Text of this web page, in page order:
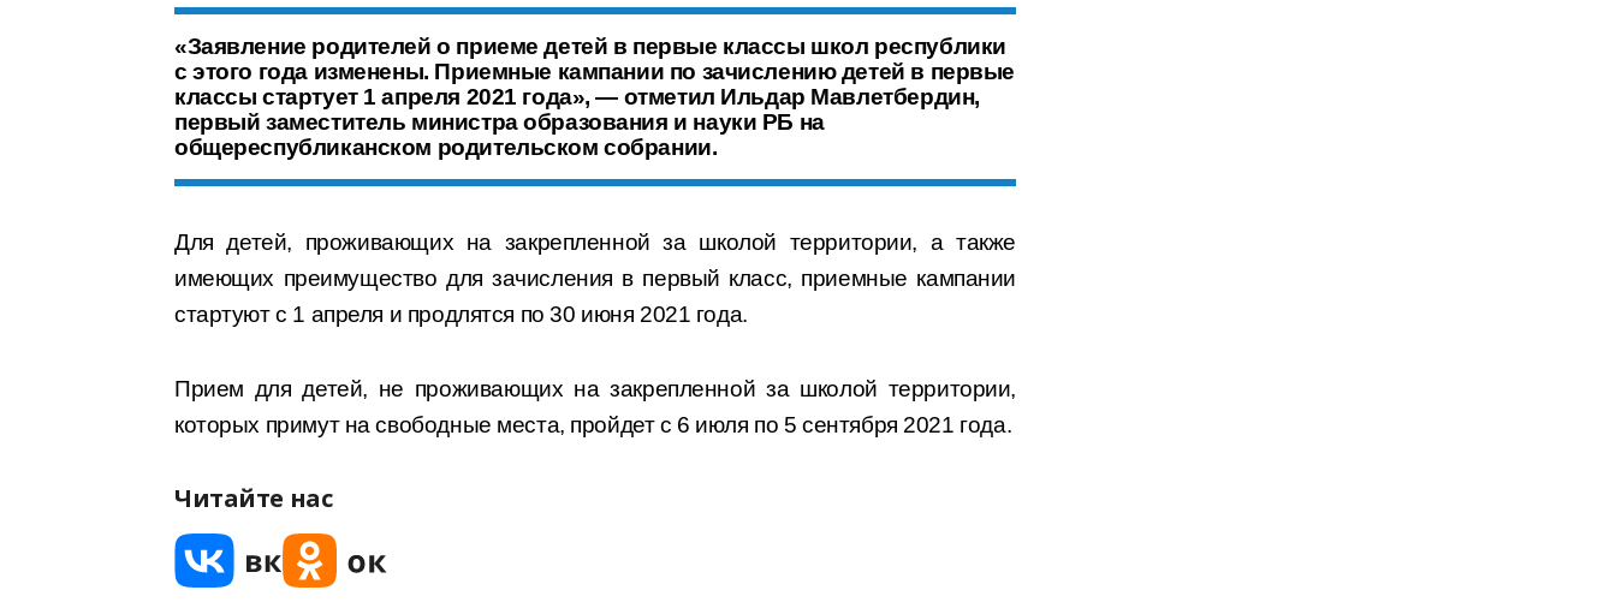
«Заявление родителей о приеме детей в первые классы школ республики
с этого года изменены. Приемные кампании по зачислению детей в первые
классы стартует 1 апреля 2021 года», — отметил Ильдар Мавлетбердин,
первый заместитель министра образования и науки РБ на
общереспубликанском родительском собрании.
Для детей, проживающих на закрепленной за школой территории, а также
имеющих преимущество для зачисления в первый класс, приемные кампании
стартуют с 1 апреля и продлятся по 30 июня 2021 года.
Прием для детей, не проживающих на закрепленной за школой территории,
которых примут на свободные места, пройдет с 6 июля по 5 сентября 2021 года.
Читайте нас